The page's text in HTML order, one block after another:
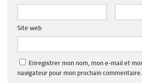
Site web
Enregistrer mon nom, mon e-mail et
navigateur pour mon prochain commentaire.